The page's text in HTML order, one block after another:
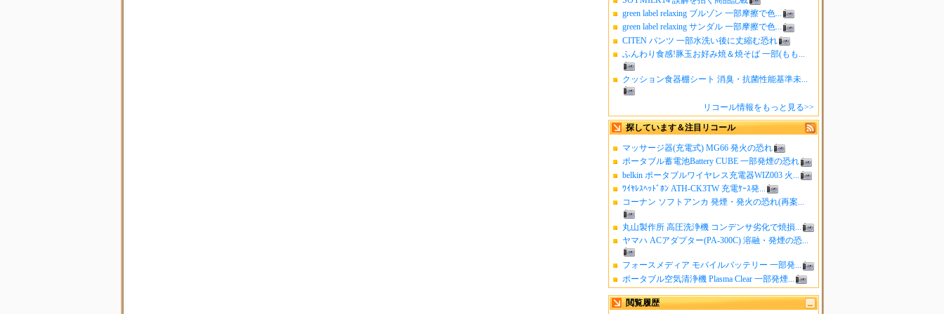
green label relaxing ブルゾン 一部摩擦で色...
green label relaxing サンダル 一部摩擦で色...
CITEN パンツ 一部水洗い後に丈縮む恐れ
ふんわり食感!豚玉お好み焼＆焼そば 一部(もも...
クッション食器棚シート 消臭・抗菌性能基準未...
リコール情報をもっと見る>>
探しています＆注目リコール
マッサージ器(充電式) MG66 発火の恐れ
ポータブル蓄電池Battery CUBE 一部発煙の恐れ
belkin ポータブルワイヤレス充電器WIZ003 火...
ﾜｲﾔﾚｽﾍｯﾄﾞﾎﾝ ATH-CK3TW 充電ｹｰｽ発...
コーナン ソフトアンカ 発煙・発火の恐れ(再案...
丸山製作所 高圧洗浄機 コンデンサ劣化で焼損...
ヤマハ ACアダプター(PA-300C) 溶融・発煙の恐...
フォースメディア モバイルバッテリー 一部発...
ポータブル空気清浄機 Plasma Clear 一部発煙...
閲覧履歴